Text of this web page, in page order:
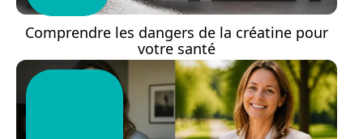
Comprendre les dangers de la créatine pour
votre santé